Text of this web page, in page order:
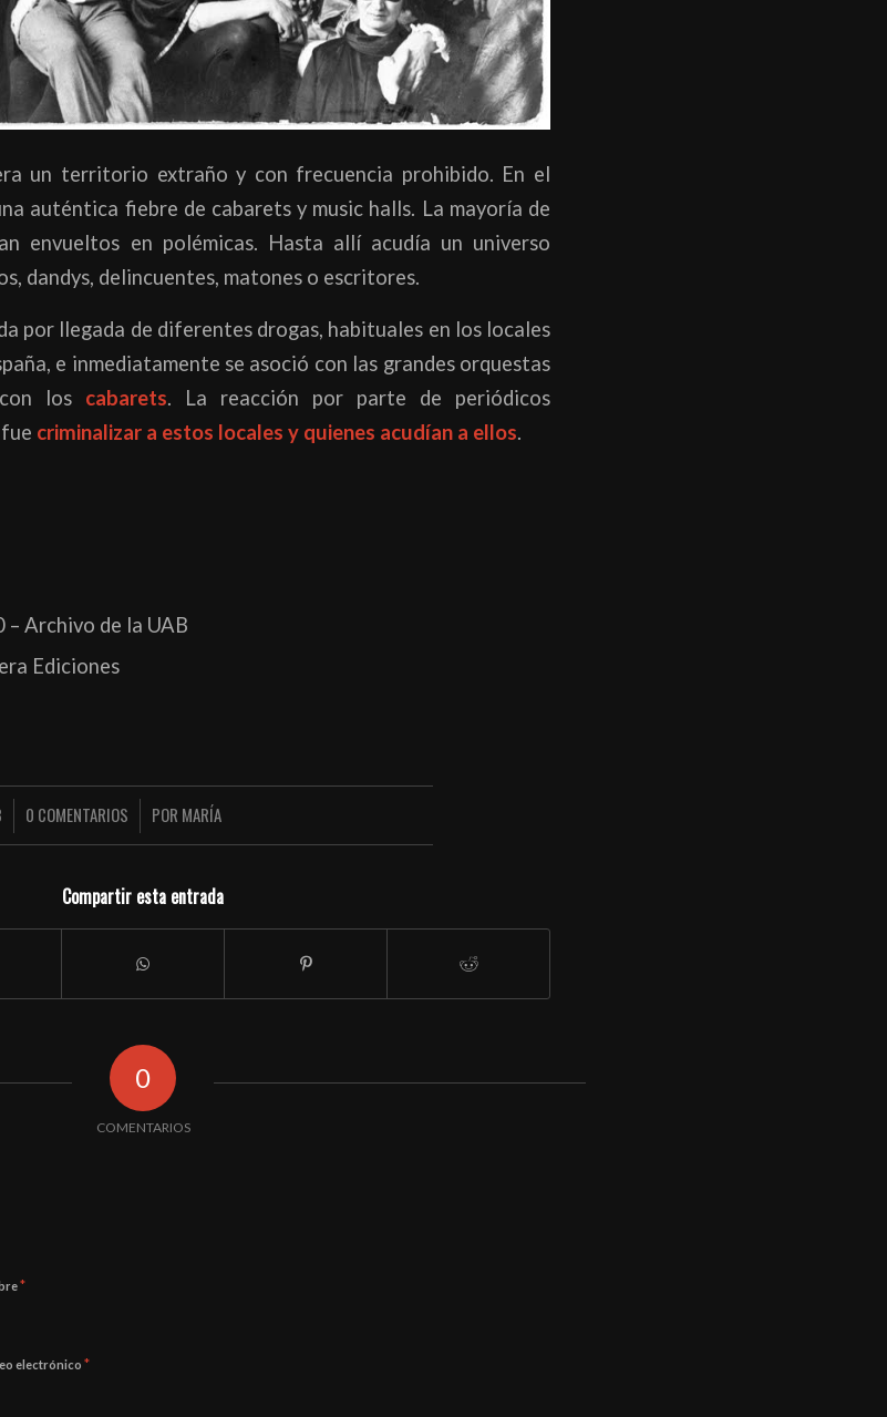
un territorio extraño y con frecuencia prohibido. En el
auténtica fiebre de cabarets y music halls. La mayoría de
envueltos en polémicas. Hasta allí acudía un universo
dandys, delincuentes, matones o escritores.
por llegada de diferentes drogas, habituales en los locales
e inmediatamente se asoció con las grandes orquestas
los cabarets. La reacción por parte de periódicos
criminalizar a estos locales y quienes acudían a ellos.
Archivo de la UAB
Ediciones
0 COMENTARIOS
/ POR MARÍA
Compartir esta entrada
0
COMENTARIOS
*
electrónico *